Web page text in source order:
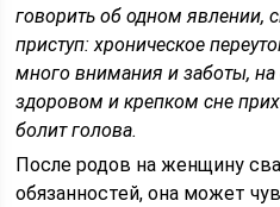
говорить об одном явлении,
приступ: хроническое
много внимания и заботы, на
здоровом и крепком сне
болит голова.
После родов на женщину
обязанностей, она может